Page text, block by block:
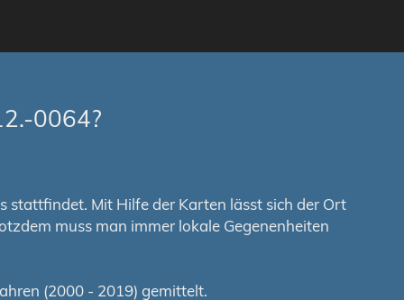
0064?
stattfindet. Mit Hilfe der Karten lässt sich der Ort
muss man immer lokale Gegenenheiten
(2000 - 2019) gemittelt.